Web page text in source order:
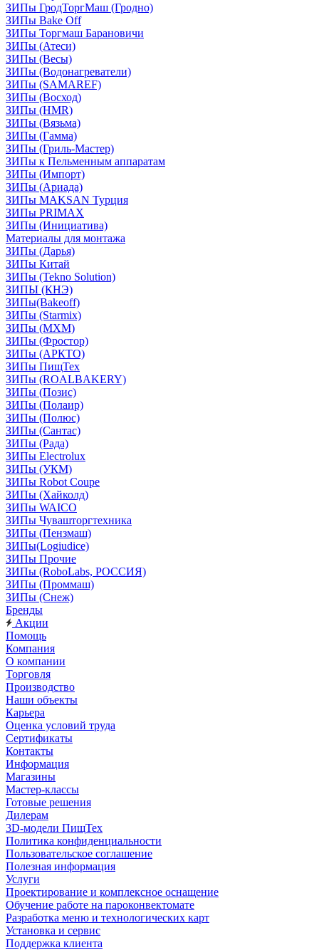
ЗИПы ГродТоргМаш (Гродно)
ЗИПы Bake Off
ЗИПы Торгмаш Барановичи
ЗИПы (Атеси)
ЗИПы (Весы)
ЗИПы (Водонагреватели)
ЗИПы (SAMAREF)
ЗИПы (Восход)
ЗИПы (HMR)
ЗИПы (Вязьма)
ЗИПы (Гамма)
ЗИПы (Гриль-Мастер)
ЗИПы к Пельменным аппаратам
ЗИПы (Импорт)
ЗИПы (Ариада)
ЗИПы MAKSAN Турция
ЗИПы PRIMAX
ЗИПы (Инициатива)
Материалы для монтажа
ЗИПы (Дарья)
ЗИПы Китай
ЗИПы (Tekno Solution)
ЗИПЫ (КНЭ)
ЗИПы(Bakeoff)
ЗИПы (Starmix)
ЗИПы (МХМ)
ЗИПы (Фростор)
ЗИПы (АРКТО)
ЗИПы ПищТех
ЗИПы (ROALBAKERY)
ЗИПы (Позис)
ЗИПы (Полаир)
ЗИПы (Полюс)
ЗИПы (Сантас)
ЗИПы (Рада)
ЗИПы Electrolux
ЗИПы (УКМ)
ЗИПы Robot Coupe
ЗИПы (Хайколд)
ЗИПы WAICO
ЗИПы Чувашторгтехника
ЗИПы (Пензмаш)
ЗИПы(Logiudice)
ЗИПы Прочие
ЗИПы (RoboLabs, РОССИЯ)
ЗИПы (Проммаш)
ЗИПы (Снеж)
Бренды
Акции
Помощь
Компания
О компании
Торговля
Производство
Наши объекты
Карьера
Оценка условий труда
Сертификаты
Контакты
Информация
Магазины
Мастер-классы
Готовые решения
Дилерам
3D-модели ПищТех
Политика конфиденциальности
Пользовательское соглашение
Полезная информация
Услуги
Проектирование и комплексное оснащение
Обучение работе на пароконвектомате
Разработка меню и технологических карт
Установка и сервис
Поддержка клиента